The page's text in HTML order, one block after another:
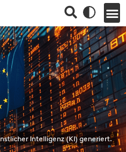
Intelligenz (KI) generiert.